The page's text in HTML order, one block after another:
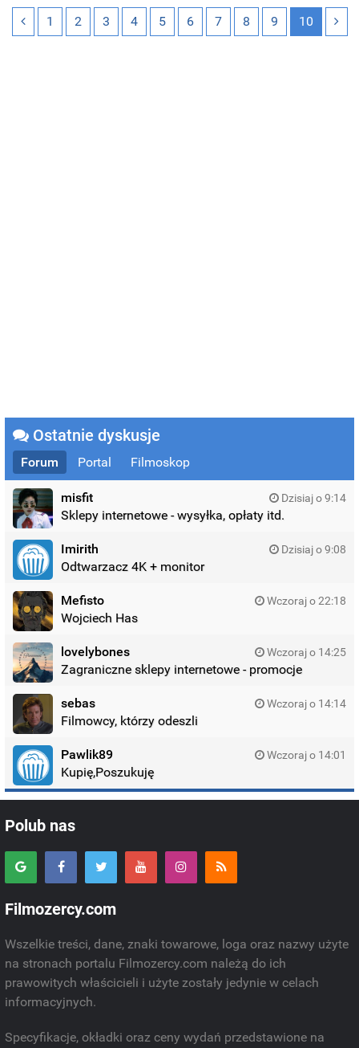
1 2 3 4 5 6 7 8 9 10
Ostatnie dyskusje
Forum Portal Filmoskop
misfit Dzisiaj o 9:14
Sklepy internetowe - wysyłka, opłaty itd.
Imirith Dzisiaj o 9:08
Odtwarzacz 4K + monitor
Mefisto Wczoraj o 22:18
Wojciech Has
lovelybones Wczoraj o 14:25
Zagraniczne sklepy internetowe - promocje
sebas Wczoraj o 14:14
Filmowcy, którzy odeszli
Pawlik89 Wczoraj o 14:01
Kupię,Poszukuję
Polub nas
Filmozercy.com
Wszelkie treści, dane, znaki towarowe, loga oraz nazwy użyte
na stronach portalu Filmozercy.com należą do ich
prawowitych właścicieli i użyte zostały jedynie w celach
informacyjnych.
Specyfikacje, okładki oraz ceny wydań przedstawione na